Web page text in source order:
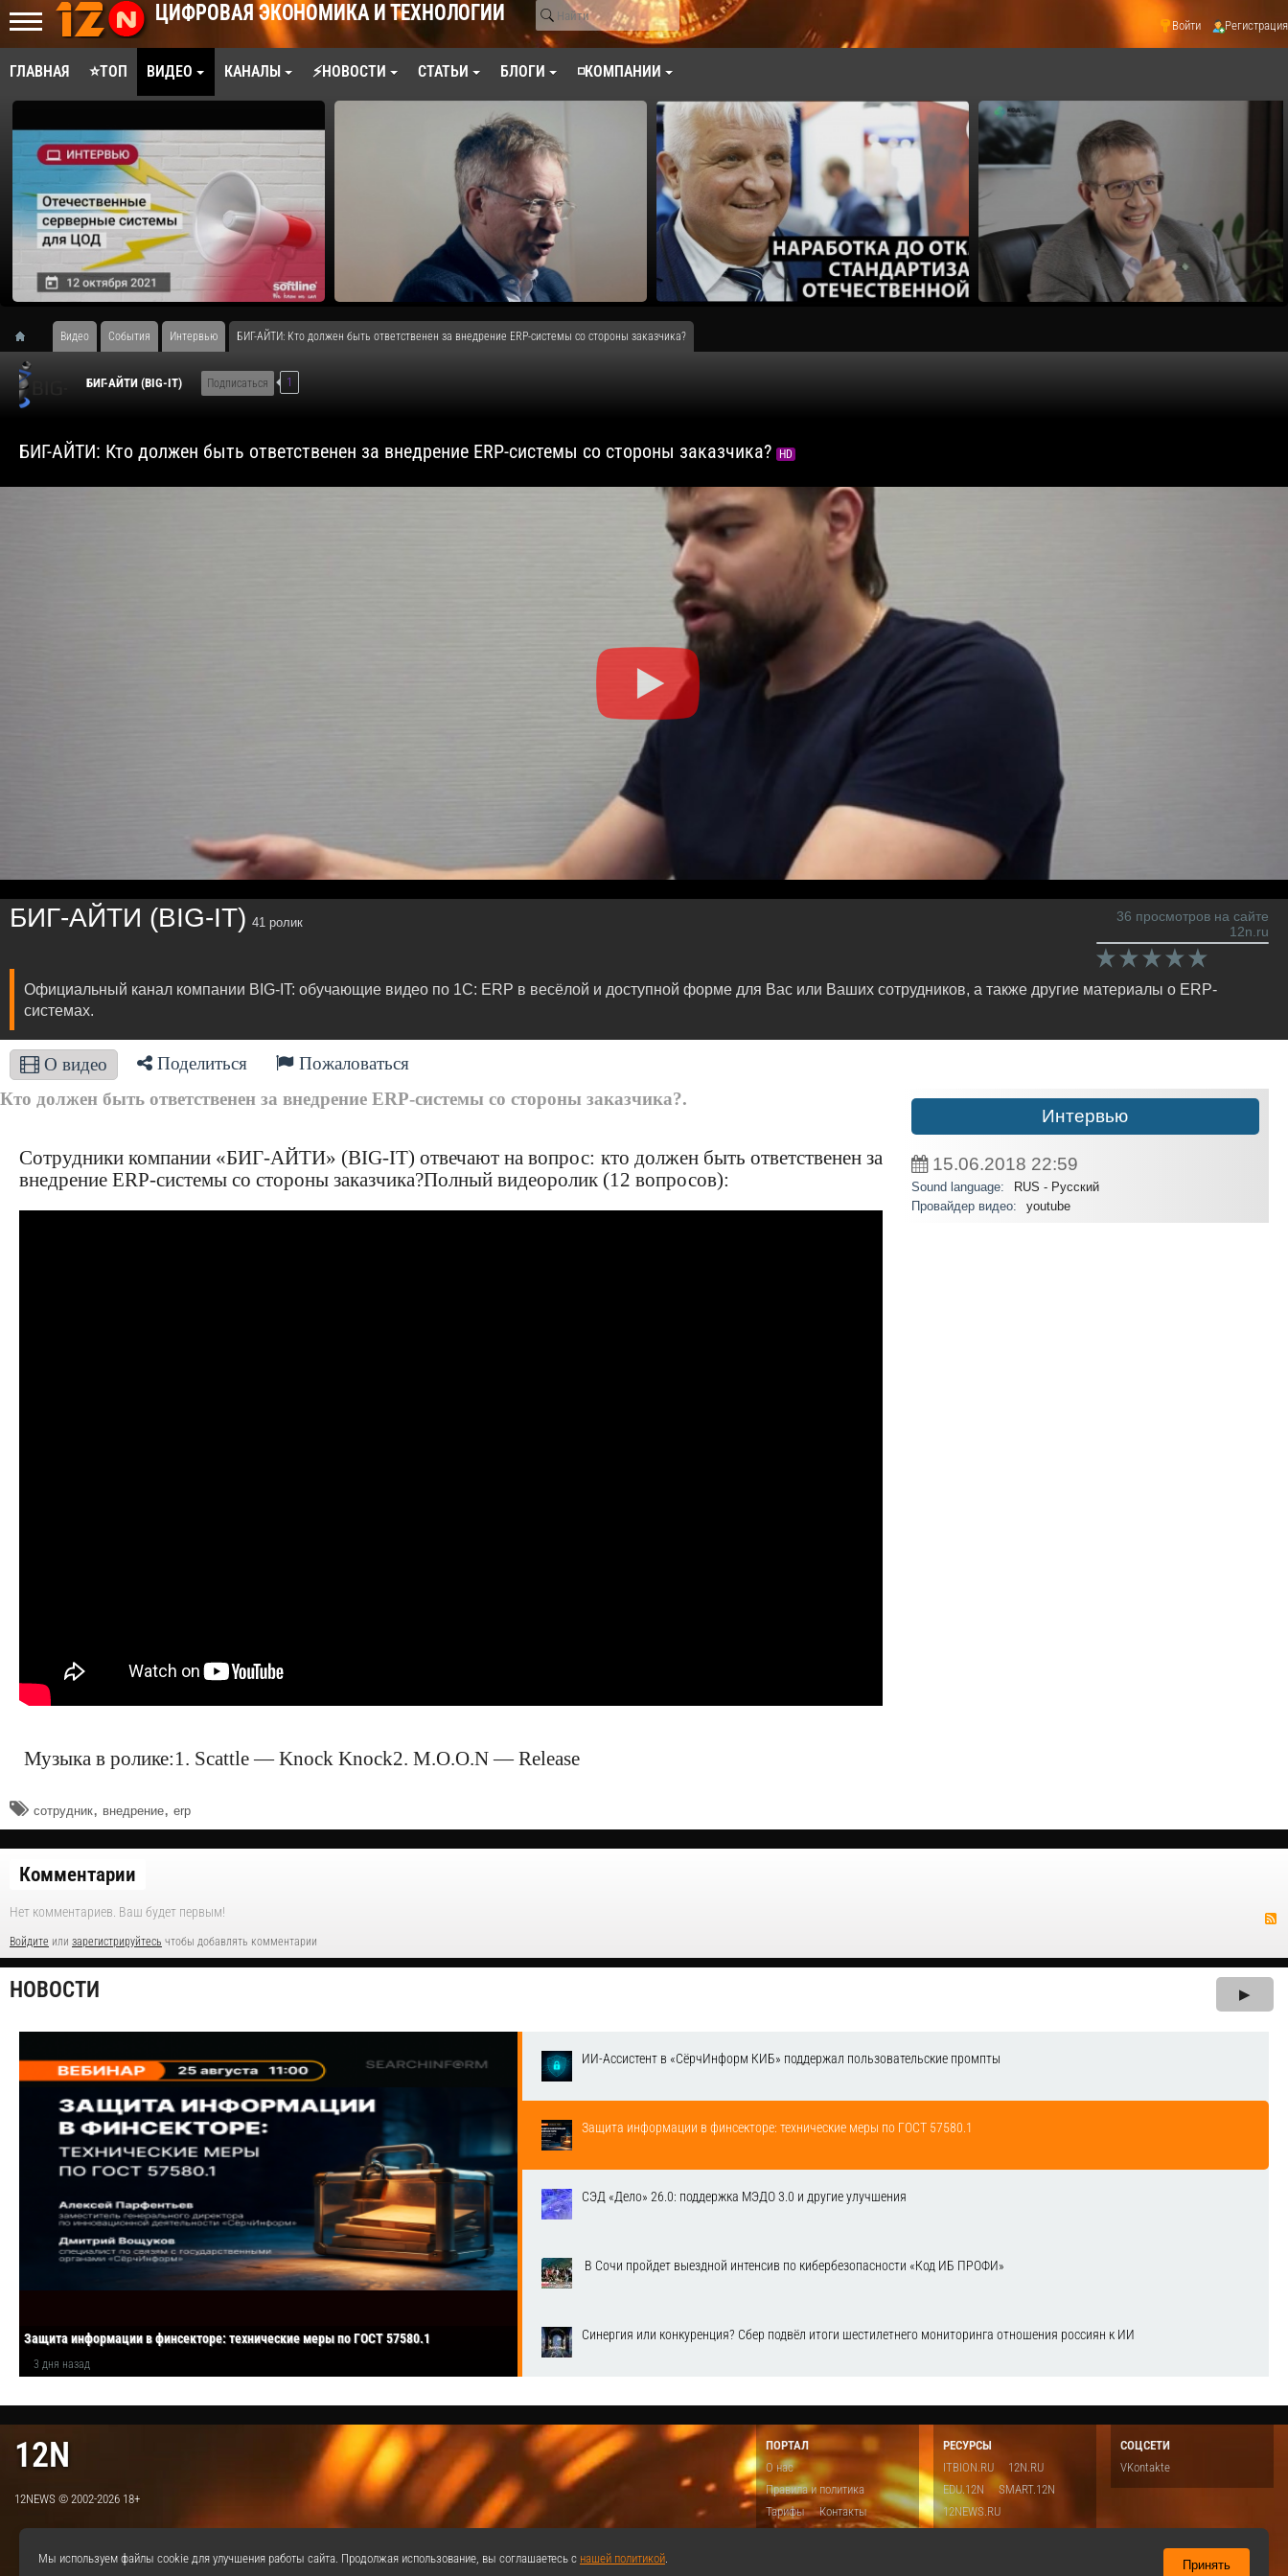
ЦИФРОВАЯ ЭКОНОМИКА И ТЕХНОЛОГИИ Войти Регистрация
ГЛАВНАЯ ⭐ТОП ВИДЕО КАНАЛЫ ⚡НОВОСТИ СТАТЬИ БЛОГИ ◽КОМПАНИИ
Видео События Интервью БИГ-АЙТИ: Кто должен быть ответственен за внедрение ERP-системы со стороны заказчика?
БИГ-АЙТИ (BIG-IT) Подписаться 1
БИГ-АЙТИ: Кто должен быть ответственен за внедрение ERP-системы со стороны заказчика? HD
БИГ-АЙТИ (BIG-IT) 41 ролик
36 просмотров на сайте
12n.ru
Официальный канал компании BIG-IT: обучающие видео по 1С: ERP в весёлой и доступной форме для Вас или Ваших сотрудников, а также другие материалы о ERP-
системах.
О видео Поделиться
Пожаловаться
Кто должен быть ответственен за внедрение ERP-системы со стороны заказчика?.
Сотрудники компании «БИГ-АЙТИ» (BIG-IT) отвечают на вопрос: кто должен быть ответственен за
внедрение ERP-системы со стороны заказчика?Полный видеоролик (12 вопросов):
Музыка в ролике:1. Scattle — Knock Knock2. M.O.O.N — Release
сотрудник, внедрение, erp
Интервью
15.06.2018 22:59
Sound language:
RUS - Русский
Провайдер видео:
youtube
Комментарии
Нет комментариев. Ваш будет первым!
Войдите или зарегистрируйтесь чтобы добавлять комментарии
НОВОСТИ ▶
Защита информации в финсекторе: технические меры по ГОСТ 57580.1
3 дня назад
ИИ-Ассистент в «СёрчИнформ КИБ» поддержал пользовательские промпты
Защита информации в финсекторе: технические меры по ГОСТ 57580.1
СЭД «Дело» 26.0: поддержка МЭДО 3.0 и другие улучшения
​ В Сочи пройдет выездной интенсив по кибербезопасности «Код ИБ ПРОФИ»
Синергия или конкуренция? Сбер подвёл итоги шестилетнего мониторинга отношения россиян к ИИ
12N
12NEWS © 2002-2026 18+
ПОРТАЛ
О нас
Правила и политика
Тарифы
Контакты
Предложить видео
Топ
РЕСУРСЫ
ITBION.RU
12N.RU
EDU.12N
SMART.12N
12NEWS.RU
СОЦСЕТИ
VKontakte
Мы используем файлы cookie для улучшения работы сайта. Продолжая использование, вы соглашаетесь с нашей политикой. Принять